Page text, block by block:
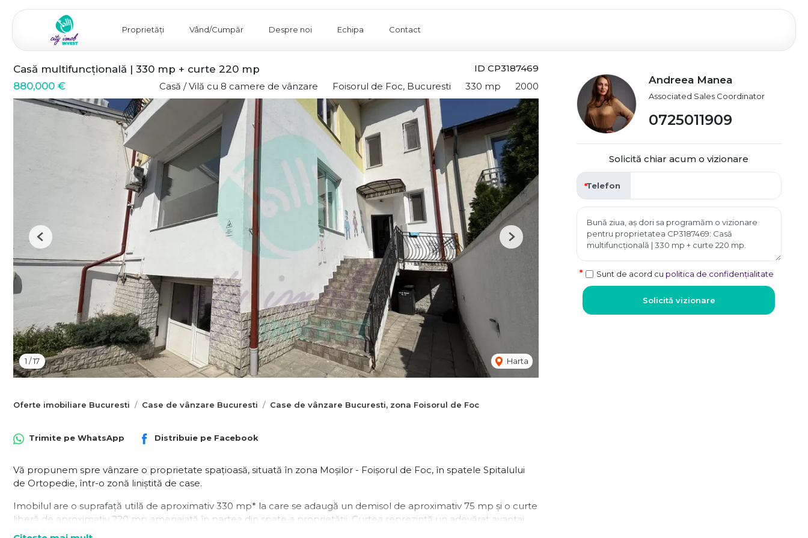
Proprietăți Vând/Cumpăr Despre noi Echipa Contact
ID CP3187469
Casă multifuncțională | 330 mp + curte 220 mp
880,000 €
Casă / Vilă cu 8 camere de vânzare Foisorul de Foc, Bucuresti 330 mp 2000
1 /17 Harta
Previous Next
Oferte imobiliare Bucuresti Case de vânzare Bucuresti Case de vânzare Bucuresti, zona Foisorul de Foc
Trimite pe WhatsApp Distribuie pe Facebook
Vă propunem spre vânzare o proprietate spațioasă, situată în zona Moșilor - Foișorul de Foc, în spatele Spitalului
de Ortopedie, într-o zonă liniștită de case.
Imobilul are o suprafață utilă de aproximativ 330 mp* la care se adaugă un demisol de aproximativ 75 mp și o curte
liberă de aproximativ 220 mp amenajată în partea din spate a proprietății. Curtea reprezintă un adevărat avantaj,
fiind ideală pentru amenajarea unui loc de joacă, a unei zone de relaxare, a unei terase sau pentru desfășurarea
Andreea Manea
Associated Sales Coordinator
0725011909
Solicită chiar acum o vizionare
Telefon
Sunt de acord cu politica de confidențialitate
Solicită vizionare